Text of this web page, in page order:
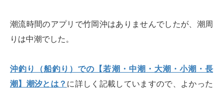
潮流時間のアプリで竹岡沖はありませんでしたが、潮周
りは中潮でした。
沖釣り（船釣り）での【若潮・中潮・大潮・小潮・長
潮】潮汐とは？ に詳しく記載していますので、よかった